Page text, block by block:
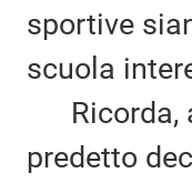
sportive
scuola
Ricorda,
predetto